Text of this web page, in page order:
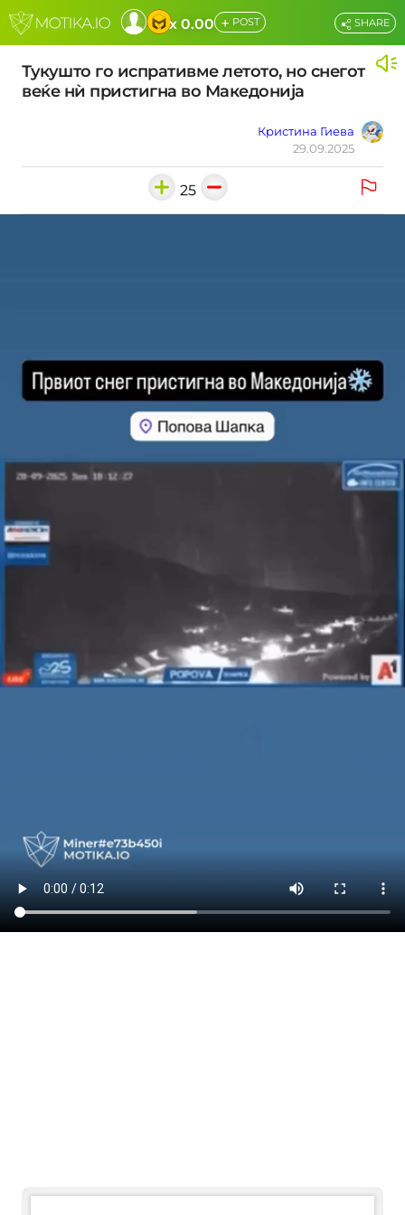
x 0.00 + POST
Тукушто го испративме летото, но снегот
веќе нѝ пристигна во Македонија
Кристина Гиева
29.09.2025
SHARE
25